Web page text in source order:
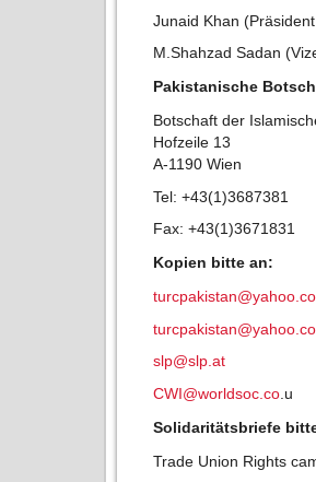
Junaid Khan
M.Shahzad Sadan
Pakistanische
Botschaft der
Hofzeile 13
A-1190 Wien
Tel: +43(1)3687381
Fax: +43(1)3671831
Kopien bitte an:
slp@slp.at
CWI@worldsoc.co .u
Solidaritätsbriefe
Trade Union Rights